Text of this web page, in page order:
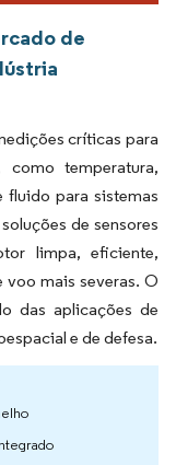
de
críticas para
temperatura,
fluido para sistemas
de sensores
limpa, eficiente,
mais severas. O
das aplicações de
e de defesa.